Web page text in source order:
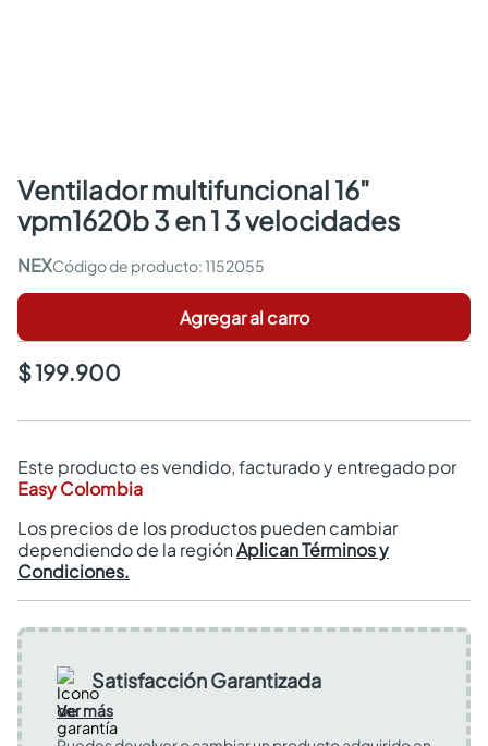
ventilador multifuncional 16"
vpm1620b 3 en 1 3 velocidades
NEX :1152055
Agregar al carro
$ 199.900
Este producto es vendido, facturado y entregado por
Easy Colombia
Los precios de los productos pueden cambiar
dependiendo de la regiónAplican Términos y
Condiciones.
Satisfacción Garantizada
Ver más